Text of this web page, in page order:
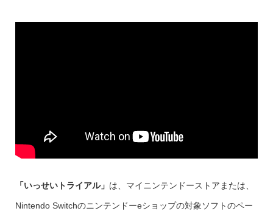
「いっせいトライアル」 は、マイニンテンドーストアまたは、
Nintendo Switchのニンテンドーeショップの対象ソフトのペー